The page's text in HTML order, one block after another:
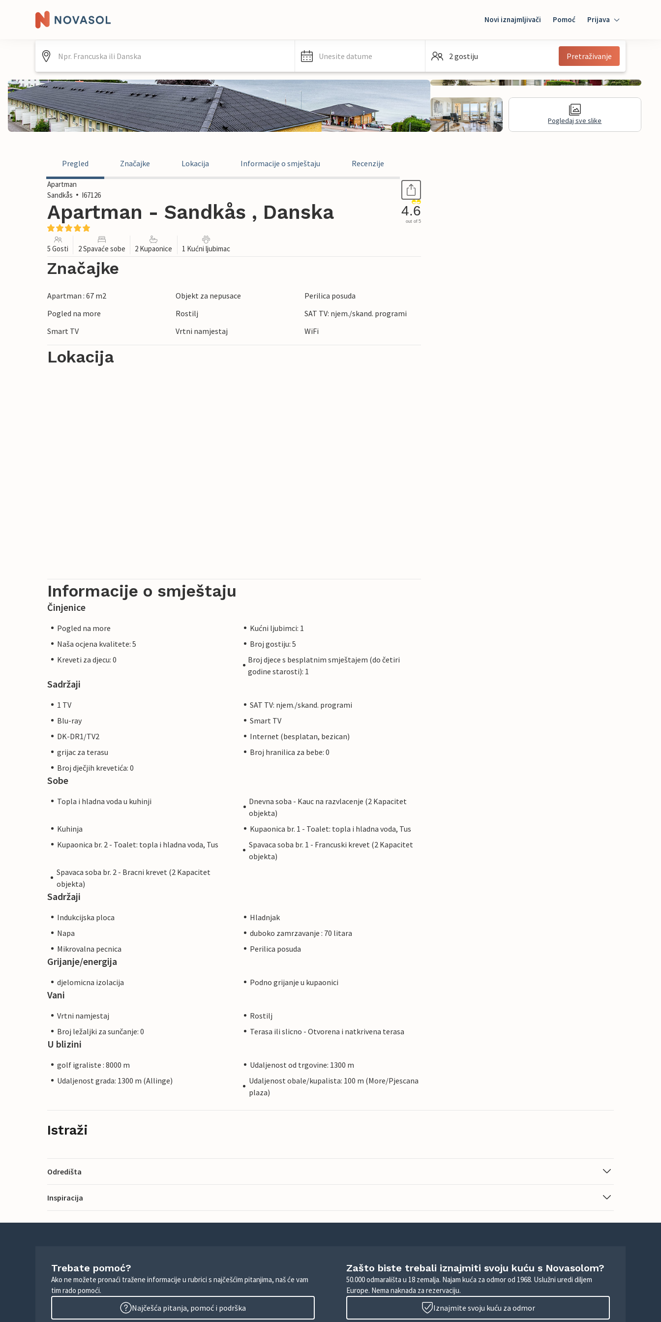
Novi iznajmljivači Pomoć Prijava
Mybooking
Unesite datume 2 gostiju Pretraživanje
Pogledaj sve slike
Pregled Značajke Lokacija Informacije o smještaju Recenzije
Apartman
Sandkås
I67126
Apartman - Sandkås , Danska 4.6
out of 5
5 Gosti 2 Spavaće sobe 2 Kupaonice 1 Kućni ljubimac
Značajke
Apartman : 67 m2 Objekt za nepusace
Perilica posuda
Pogled na more
Rostilj
SAT TV: njem./skand. programi
Smart TV
Vrtni namjestaj WiFi
Lokacija
Informacije o smještaju
Činjenice
Pogled na more
Kućni ljubimci: 1
Naša ocjena kvalitete: 5
Broj gostiju: 5
Kreveti za djecu: 0
Broj djece s besplatnim smještajem (do četiri
godine starosti): 1
Sadržaji
1 TV
SAT TV: njem./skand. programi
Blu-ray
Smart TV
DK-DR1/TV2
Internet (besplatan, bezican)
grijac za terasu
Broj hranilica za bebe: 0
Broj dječjih krevetića: 0
Sobe
Topla i hladna voda u kuhinji
Dnevna soba - Kauc na razvlacenje (2 Kapacitet
objekta)
Kuhinja
Kupaonica br. 1 - Toalet: topla i hladna voda, Tus
Kupaonica br. 2 - Toalet: topla i hladna voda, Tus
Spavaca soba br. 1 - Francuski krevet (2 Kapacitet
objekta)
Spavaca soba br. 2 - Bracni krevet (2 Kapacitet
objekta)
Sadržaji
Indukcijska ploca
Hladnjak
Napa
duboko zamrzavanje : 70 litara
Mikrovalna pecnica
Perilica posuda
Grijanje/energija
djelomicna izolacija Podno grijanje u kupaonici
Vani
Vrtni namjestaj
Rostilj
Broj ležaljki za sunčanje: 0
Terasa ili slicno - Otvorena i natkrivena terasa
U blizini
golf igraliste : 8000 m
Udaljenost od trgovine: 1300 m
Udaljenost grada: 1300 m (Allinge)
Udaljenost obale/kupalista: 100 m (More/Pjescana
plaza)
Istraži
Odredišta
Inspiracija
Trebate pomoć?
Ako ne možete pronaći tražene informacije u rubrici s najčešćim pitanjima, naš će vam
tim rado pomoći.
Najčešća pitanja, pomoć i podrška
Zašto biste trebali iznajmiti svoju kuću s Novasolom?
50.000 odmarališta u 18 zemalja. Najam kuća za odmor od 1968. Uslužni uredi diljem
Europe. Nema naknada za rezervaciju.
Iznajmite svoju kuću za odmor